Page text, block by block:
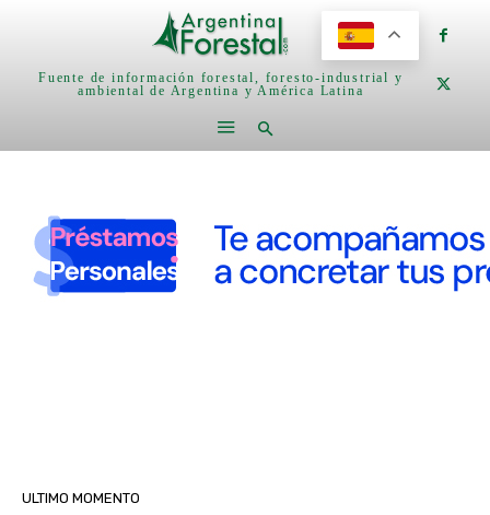
Fuente de información forestal, foresto-industrial y
ambiental de Argentina y América Latina
ULTIMO MOMENTO